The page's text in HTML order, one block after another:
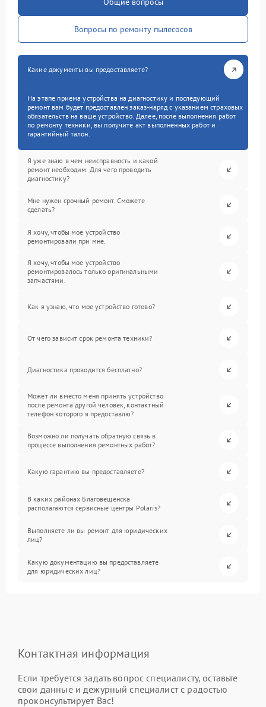
Вопросы по ремонту пылесосов
Какие документы вы предоставляете?
На этапе приема устройства на диагностику и последующий
ремонт вам будет предоставлен заказ-наряд с указанием страховых
обязательств на ваше устройство. Далее, после выполнения работ
по ремонту техники, вы получите акт выполненных работ и
гарантийный талон.
Я уже знаю в чем неисправность и какой
ремонт необходим. Для чего проводить
диагностику?
Мне нужен срочный ремонт. Сможете
сделать?
Я хочу, чтобы мое устройство
ремонтировали при мне.
Я хочу, чтобы мое устройство
ремонтировалось только оригинальными
запчастями.
Как я узнаю, что мое устройство готово?
От чего зависит срок ремонта техники?
Диагностика проводится бесплатно?
Может ли вместо меня принять устройство
после ремонта другой человек, контактный
телефон которого я предоставлю?
Возможно ли получать обратную связь в
процессе выполнения ремонтных работ?
Какую гарантию вы предоставляете?
В каких районах Благовещенска
располагаются сервисные центры Polaris?
Выполняете ли вы ремонт для юридических
лиц?
Какую документацию вы предоставляете
для юридических лиц?
Контактная информация
Если требуется задать вопрос специалисту, оставьте
свои данные и дежурный специалист с радостью
проконсультирует Вас!